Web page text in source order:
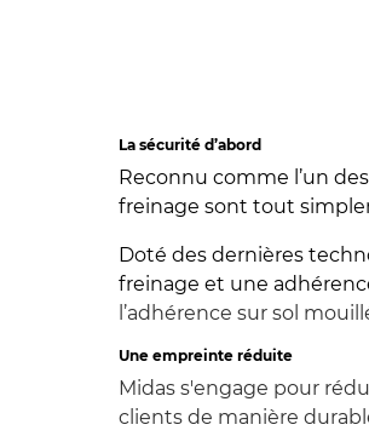
La sécurité d’abord
Reconnu comme l’un
freinage sont tout
Doté des dernières
freinage et une
l’adhérence sur sol
Une empreinte réduite
Midas s'engage pour
clients de manière